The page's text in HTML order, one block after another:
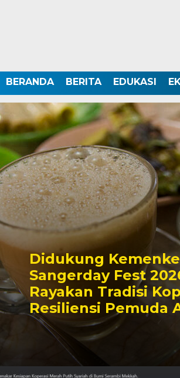
BERANDA BERITA EDUKASI
Didukung
Sangerday Fest
Rayakan Tradisi
Resiliensi Pemuda